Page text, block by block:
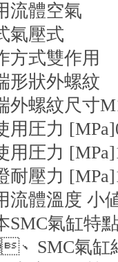
流體空氣
氣壓式
方式雙作用
形狀外螺紋
外螺紋尺寸
用圧力 [MPa]
用圧力 [MPa]
耐壓力 [MPa]
流體溫度 小
SMC氣缸特
SMC氣缸結